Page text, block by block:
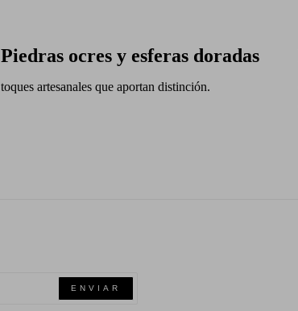
Piedras ocres y esferas doradas
toques artesanales que aportan distinción.
ENVIAR